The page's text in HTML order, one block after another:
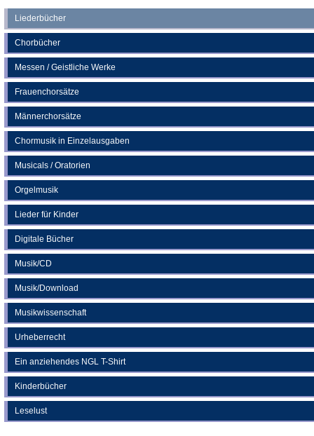
Liederbücher
Chorbücher
Messen / Geistliche Werke
Frauenchorsätze
Männerchorsätze
Chormusik in Einzelausgaben
Musicals / Oratorien
Orgelmusik
Lieder für Kinder
Digitale Bücher
Musik/CD
Musik/Download
Musikwissenschaft
Urheberrecht
Ein anziehendes NGL T-Shirt
Kinderbücher
Leselust